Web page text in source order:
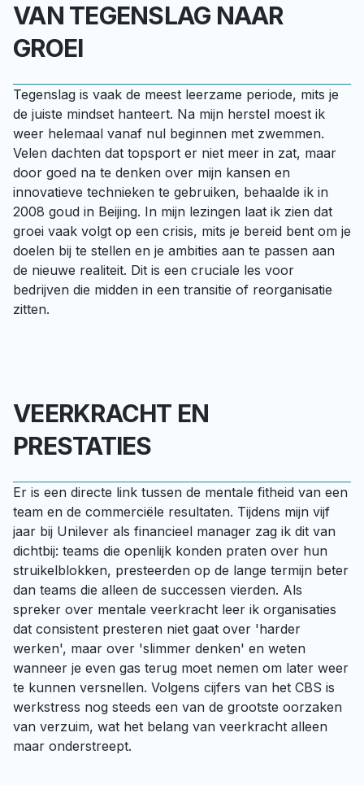
VAN TEGENSLAG NAAR
GROEI
Tegenslag is vaak de meest leerzame periode, mits je
de juiste mindset hanteert. Na mijn herstel moest ik
weer helemaal vanaf nul beginnen met zwemmen.
Velen dachten dat topsport er niet meer in zat, maar
door goed na te denken over mijn kansen en
innovatieve technieken te gebruiken, behaalde ik in
2008 goud in Beijing. In mijn lezingen laat ik zien dat
groei vaak volgt op een crisis, mits je bereid bent om je
doelen bij te stellen en je ambities aan te passen aan
de nieuwe realiteit. Dit is een cruciale les voor
bedrijven die midden in een transitie of reorganisatie
zitten.
VEERKRACHT EN
PRESTATIES
Er is een directe link tussen de mentale fitheid van een
team en de commerciële resultaten. Tijdens mijn vijf
jaar bij Unilever als financieel manager zag ik dit van
dichtbij: teams die openlijk konden praten over hun
struikelblokken, presteerden op de lange termijn beter
dan teams die alleen de successen vierden. Als
spreker over mentale veerkracht leer ik organisaties
dat consistent presteren niet gaat over 'harder
werken', maar over 'slimmer denken' en weten
wanneer je even gas terug moet nemen om later weer
te kunnen versnellen. Volgens cijfers van het CBS is
werkstress nog steeds een van de grootste oorzaken
van verzuim, wat het belang van veerkracht alleen
maar onderstreept.